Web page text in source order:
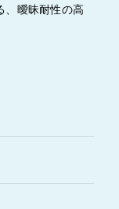
、曖昧耐性の高